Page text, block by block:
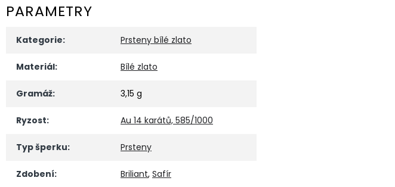
PARAMETRY
Kategorie: Prsteny bílé zlato
Materiál: Bílé zlato
Gramáž: 3,15 g
Ryzost: Au 14 karátů, 585/1000
Typ šperku: Prsteny
Zdobení: Briliant, Safír